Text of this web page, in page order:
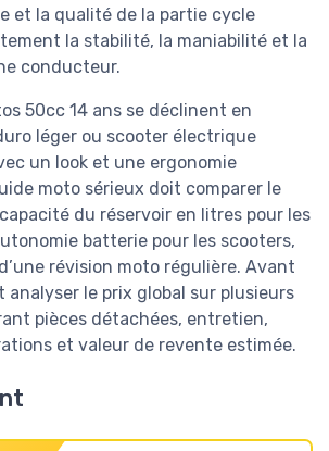
et la qualité de la partie cycle
la stabilité, la maniabilité et la
conducteur.
50cc 14 ans se déclinent en
léger ou scooter électrique
un look et une ergonomie
moto sérieux doit comparer le
du réservoir en litres pour les
batterie pour les scooters,
révision moto régulière. Avant
le prix global sur plusieurs
pièces détachées, entretien,
et valeur de revente estimée.